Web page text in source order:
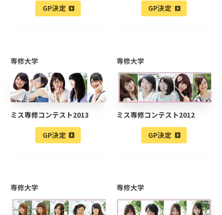
GP決定 GP決定
専修大学
ミス専修コンテスト2013
GP決定
専修大学
ミス専修コンテスト2012
GP決定
専修大学 専修大学